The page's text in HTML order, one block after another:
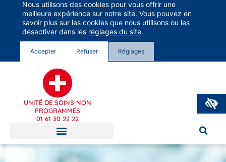
Groupe Vivalto Santé
Entre nous, la vie
UNITÉ DE SOINS NON
PROGRAMMÉS
01 61 30 22 22
Nous utilisons des cookies pour vous offrir une
meilleure expérience sur notre site. Vous pouvez en
savoir plus sur les cookies que nous utilisons ou les
désactiver dans les réglages du site.
Accepter Refuser Réglages